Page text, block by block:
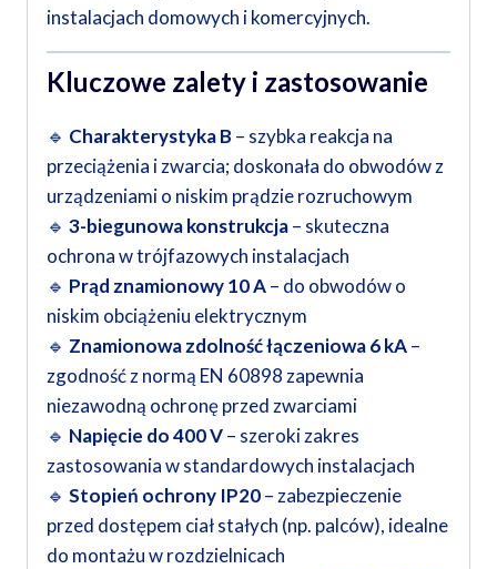
instalacjach domowych i komercyjnych.
Kluczowe zalety i zastosowanie
🔹 Charakterystyka B – szybka reakcja na
przeciążenia i zwarcia; doskonała do obwodów z
urządzeniami o niskim prądzie rozruchowym
🔹 3-biegunowa konstrukcja– skuteczna
ochrona w trójfazowych instalacjach
🔹 Prąd znamionowy 10 A– do obwodów o
niskim obciążeniu elektrycznym
🔹 Znamionowa zdolność łączeniowa 6 kA–
zgodność z normą EN 60898 zapewnia
niezawodną ochronę przed zwarciami
🔹 Napięcie do 400 V– szeroki zakres
zastosowania w standardowych instalacjach
🔹 Stopień ochrony IP20– zabezpieczenie
przed dostępem ciał stałych (np. palców), idealne
do montażu w rozdzielnicach